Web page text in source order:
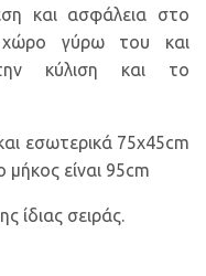
και ασφάλεια στο
χώρο γύρω του και
κύλιση και το
εσωτερικά 75x45cm
είναι 95cm
ίδιας σειράς.